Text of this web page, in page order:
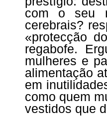
com o seu
cerebrais?
«protecção
regabofe.
mulheres e
alimentação
em
como quem
vestidos que